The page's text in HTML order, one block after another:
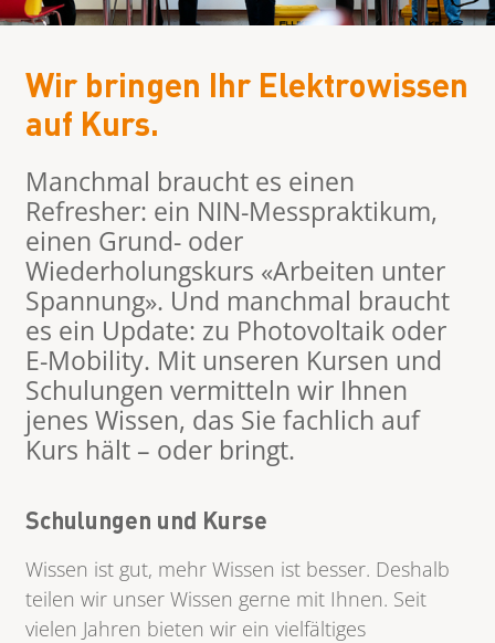
Wir bringen Ihr Elektrowissen
auf Kurs.
Manchmal braucht es einen
Refresher: ein NIN-Messpraktikum,
einen Grund- oder
Wiederholungskurs «Arbeiten unter
Spannung». Und manchmal braucht
es ein Update: zu Photovoltaik oder
E-Mobility. Mit unseren Kursen und
Schulungen vermitteln wir Ihnen
jenes Wissen, das Sie fachlich auf
Kurs hält – oder bringt.
Schulungen und Kurse
Wissen ist gut, mehr Wissen ist besser. Deshalb
teilen wir unser Wissen gerne mit Ihnen. Seit
vielen Jahren bieten wir ein vielfältiges